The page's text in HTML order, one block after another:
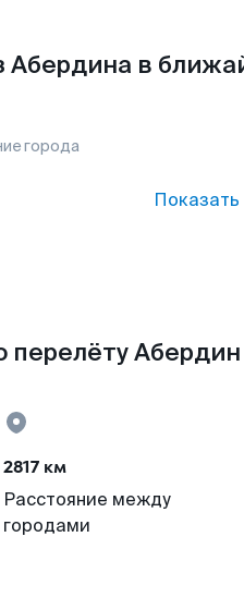
Абердина в
города
перелёту
2817 км
Расстояние между
городами